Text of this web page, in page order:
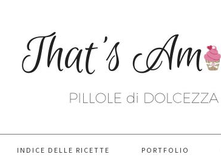
INDICE DELLE RICETTE PORTFOLIO